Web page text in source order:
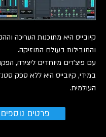
קיובייס היא מתוכנות העריכה
והמובילות בעולם המוזיקה.
עם פיצ'רים מיוחדים ליצירה,
במידי, קיובייס היא ללא ספק
העולמית.
פרטים נוספים